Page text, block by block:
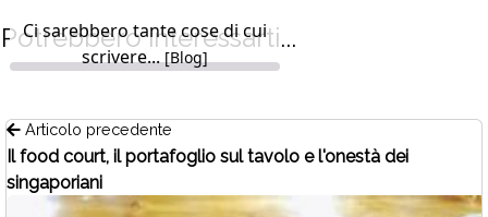
Potrebbero interessarti...
Ci sarebbero tante cose di cui
scrivere...[Blog]
Articolo precedente
Il food court, il portafoglio sul tavolo e l'onestà dei
singaporiani